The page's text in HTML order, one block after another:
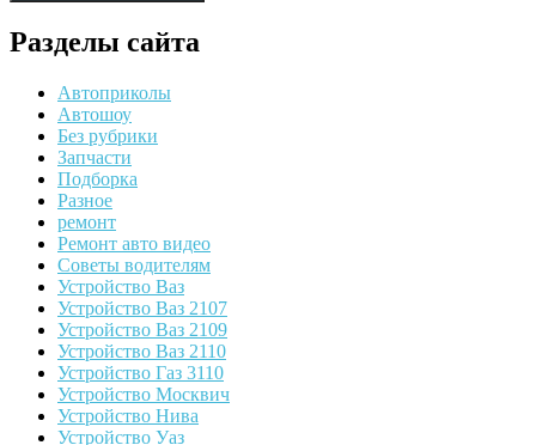
Разделы сайта
Автоприколы
Автошоу
Без рубрики
Запчасти
Подборка
Разное
ремонт
Ремонт авто видео
Советы водителям
Устройство Ваз
Устройство Ваз 2107
Устройство Ваз 2109
Устройство Ваз 2110
Устройство Газ 3110
Устройство Москвич
Устройство Нива
Устройство Уаз